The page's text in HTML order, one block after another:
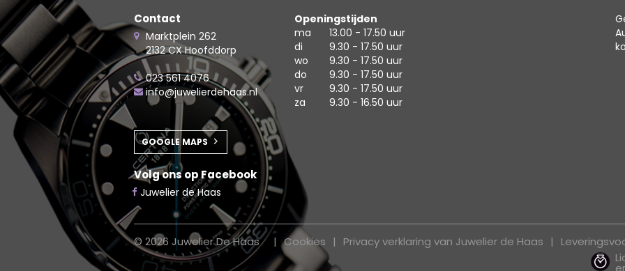
Contact
Marktplein 262
2132 CX Hoofddorp
023 561 4076
info@juwelierdehaas.nl
GOOGLE MAPS
Volg ons op Facebook
Juwelier de Haas
Openingstijden
ma
13.00 - 17.50 uur
di
9.30 - 17.50 uur
wo
9.30 - 17.50 uur
do
9.30 - 17.50 uur
vr
9.30 - 17.50 uur
za
9.30 - 16.50 uur
© 2026 Juwelier De Haas Cookies Privacy verklaring van Juwelier de Haas